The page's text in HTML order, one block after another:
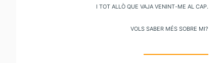
i tot allò que vaja venint-me al cap.
Vols saber més sobre mi?